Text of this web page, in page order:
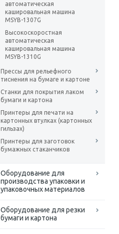
автоматическая
кашировальная машина
MSYB-1307G
Высокоскоростная
автоматическая
кашировальная машина
MSYB-1310G
Прессы для рельефного
тиснения на бумаге и картоне
Станки для покрытия лаком
бумаги и картона
Принтеры для печати на
картонных втулках (картонных
гильзах)
Принтеры для заготовок
бумажных стаканчиков
Оборудование для
производства упаковки и
упаковочных материалов
Оборудование для резки
бумаги и картона